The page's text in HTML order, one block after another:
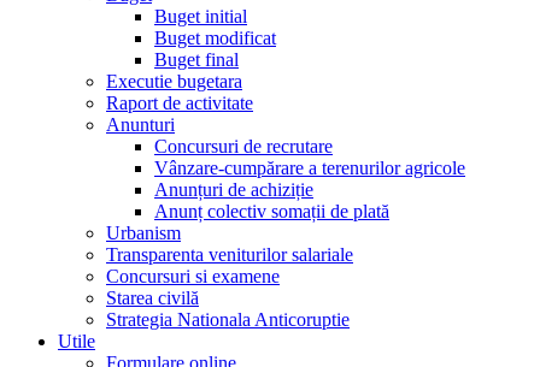
Buget initial
Buget modificat
Buget final
Executie bugetara
Raport de activitate
Anunturi
Concursuri de recrutare
Vânzare-cumpărare a terenurilor agricole
Anunțuri de achiziție
Anunț colectiv somații de plată
Urbanism
Transparenta veniturilor salariale
Concursuri si examene
Starea civilă
Strategia Nationala Anticoruptie
Utile